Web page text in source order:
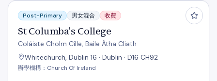
St Columba's College
Post-Primary 男女混合 收費
St Columba's College
Coláiste Cholm Cille, Baile Átha Cliath
Whitechurch, Dublin 16 · Dublin · D16 CH92
辦學機構：Church Of Ireland